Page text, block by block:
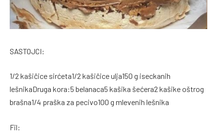
SASTOJCI:
1/2 kašičice sirćeta1/2 kašičice ulja150 g iseckanih
lešnikaDruga kora:5 belanaca5 kašika šećera2 kašike oštrog
brašna1/4 praška za pecivo100 g mlevenih lešnika
Fil: